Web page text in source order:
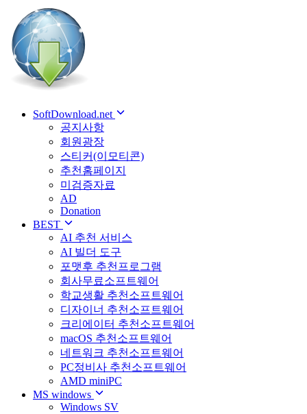
SoftDownload.net
공지사항
회원광장
스티커(이모티콘)
추천홈페이지
미검증자료
AD
Donation
BEST
AI 추천 서비스
AI 빌더 도구
포맷후 추천프로그램
회사무료소프트웨어
학교생활 추천소프트웨어
디자이너 추천소프트웨어
크리에이터 추천소프트웨어
macOS 추천소프트웨어
네트워크 추천소프트웨어
PC정비사 추천소프트웨어
AMD miniPC
MS windows
Windows SV